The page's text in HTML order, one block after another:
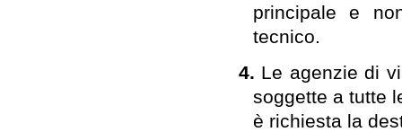
principale e
tecnico.
4. Le agenzie di
soggette a tutte
è richiesta la